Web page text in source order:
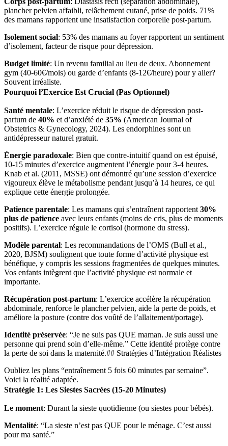
plancher pelvien affaibli, relâchement cutané, prise de poids. 71%
des mamans rapportent une insatisfaction corporelle post-partum.
Isolement social: 53% des mamans au foyer rapportent un sentiment
d’isolement, facteur de risque pour dépression.
Budget limité: Un revenu familial au lieu de deux. Abonnement
gym (40-60€/mois) ou garde d’enfants (8-12€/heure) pour y aller?
Souvent irréaliste.
Pourquoi l’Exercice Est Crucial (Pas Optionnel)
Santé mentale: L’exercice réduit le risque de dépression post-
partum de 40% et d’anxiété de 35% (American Journal of
Obstetrics & Gynecology, 2024). Les endorphines sont un
antidépresseur naturel gratuit.
Énergie paradoxale: Bien que contre-intuitif quand on est épuisé,
10-15 minutes d’exercice augmentent l’énergie pour 3-4 heures.
Knab et al. (2011, MSSE) ont démontré qu’une session d’exercice
vigoureux élève le métabolisme pendant jusqu’à 14 heures, ce qui
explique cette énergie prolongée.
Patience parentale: Les mamans qui s’entraînent rapportent 30%
plus de patience avec leurs enfants (moins de cris, plus de moments
positifs). L’exercice régule le cortisol (hormone du stress).
Modèle parental: Les recommandations de l’OMS (Bull et al.,
2020, BJSM) soulignent que toute forme d’activité physique est
bénéfique, y compris les sessions fragmentées de quelques minutes.
Vos enfants intègrent que l’activité physique est normale et
importante.
Récupération post-partum: L’exercice accélère la récupération
abdominale, renforce le plancher pelvien, aide la perte de poids, et
améliore la posture (contre dos voûté de l’allaitement/portage).
Identité préservée: “Je ne suis pas QUE maman. Je suis aussi une
personne qui prend soin d’elle-même.” Cette identité protège contre
la perte de soi dans la maternité.## Stratégies d’Intégration Réalistes
Oubliez les plans “entraînement 5 fois 60 minutes par semaine”.
Voici la réalité adaptée.
Stratégie 1: Les Siestes Sacrées (15-20 Minutes)
Le moment: Durant la sieste quotidienne (ou siestes pour bébés).
Mentalité: “La sieste n’est pas QUE pour le ménage. C’est aussi
pour ma santé.”